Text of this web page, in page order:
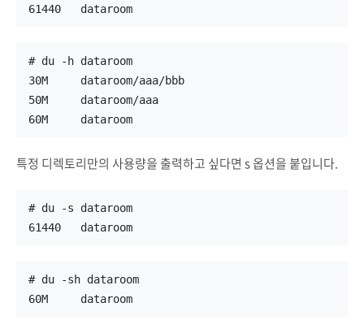
61440   dataroom
# du -h dataroom
30M     dataroom/aaa/bbb
50M     dataroom/aaa
60M     dataroom
특정 디렉토리만의 사용량을 출력하고 싶다면 s 옵션을 붙입니다.
# du -s dataroom
61440   dataroom
# du -sh dataroom
60M     dataroom